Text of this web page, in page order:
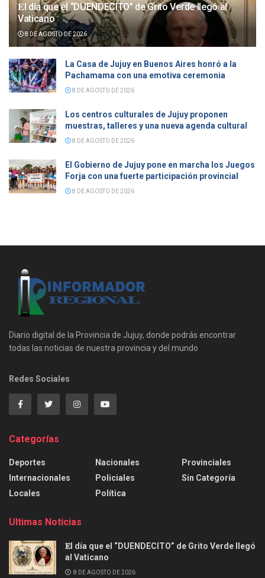
𝐄l día que el “DUENDECITO” de Grito Verde llegó al
Vaticano
8 DE AGOSTO DE 2026
La Casa de Jujuy en Buenos Aires honró a la
Pachamama con una emotiva ceremonia
8 DE AGOSTO DE 2026
Los centros culturales de Jujuy proponen
muestras, talleres y una nueva agenda cultural
8 DE AGOSTO DE 2026
El Gobierno de Jujuy pone en marcha los Juegos
Forja con una fuerte participación provincial
8 DE AGOSTO DE 2026
Diario digital de la Provincia de Jujuy, donde podrás encontrar
todas las noticias de nuestra provincia y del mundo
Redes Sociales
Categorías
Deportes
Internacionales
Locales
Nacionales
Policiales
Política
Provinciales
Sin Categoría
Ultimas Noticias
𝐄l día que el “DUENDECITO” de Grito Verde llegó
al Vaticano
8 DE AGOSTO DE 2026